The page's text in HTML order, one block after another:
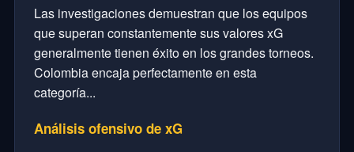
Las investigaciones demuestran que los equipos
que superan constantemente sus valores xG
generalmente tienen éxito en los grandes torneos.
Colombia encaja perfectamente en esta
categoría...
Análisis ofensivo de xG